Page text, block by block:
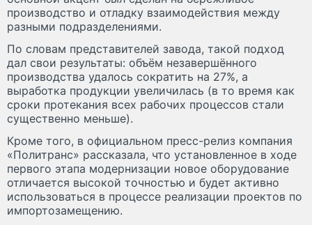
производство и отладку взаимодействия между
разными подразделениями.
По словам представителей завода, такой подход
дал свои результаты: объём незавершённого
производства удалось сократить на 27%, а
выработка продукции увеличилась (в то время как
сроки протекания всех рабочих процессов стали
существенно меньше).
Кроме того, в официальном пресс-релиз компания
«Политранс» рассказала, что установленное в ходе
первого этапа модернизации новое оборудование
отличается высокой точностью и будет активно
использоваться в процессе реализации проектов по
импортозамещению.